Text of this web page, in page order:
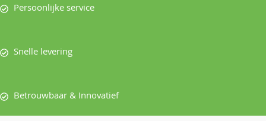
Persoonlijke service
Snelle levering
Betrouwbaar & Innovatief